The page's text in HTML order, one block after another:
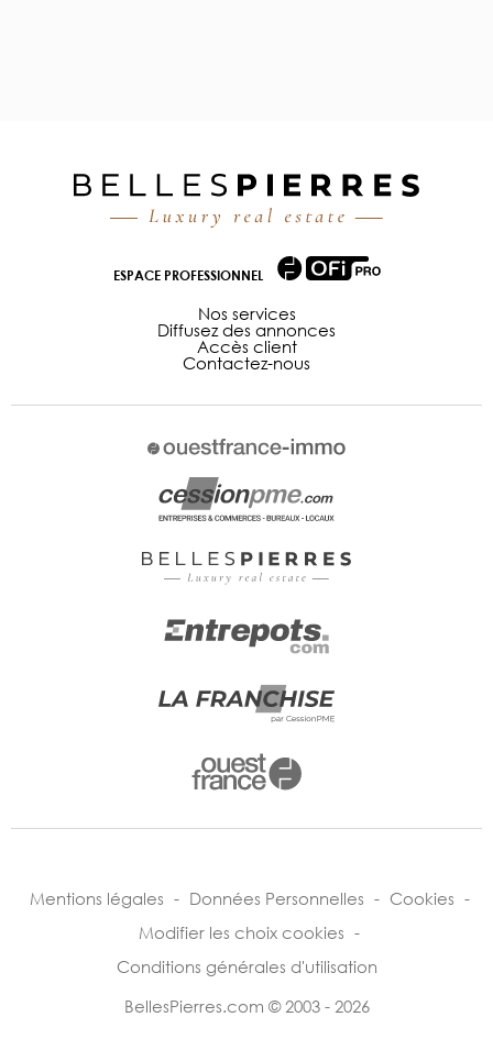
ESPACE PROFESSIONNEL
Nos services
Diffusez des annonces
Accès client
Contactez-nous
Mentions légales - Données Personnelles - Cookies -
Modifier les choix cookies -
Conditions générales d'utilisation
BellesPierres.com © 2003 - 2026